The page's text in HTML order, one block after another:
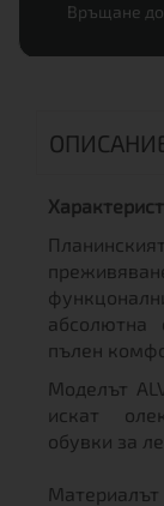
Връщане
абсолютна
пълен
Моделът
искат
обувки за